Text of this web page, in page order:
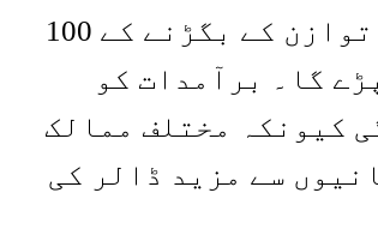
سال 2021 اور 2022 میں جہاں غیر ملکی قرضے بڑھیں گے وہیں پاکستان کی ادائیگیوں کے توازن کے بگڑنے کے 100
گا۔ برآمدات کو
کیونکہ مختلف ممالک
سے مزید ڈالر کی